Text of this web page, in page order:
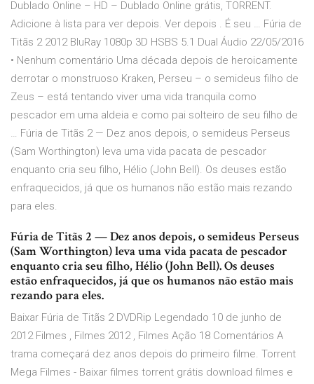
Dublado Online – HD – Dublado Online grátis, TORRENT.
Adicione à lista para ver depois. Ver depois . É seu … Fúria de
Titãs 2 2012 BluRay 1080p 3D HSBS 5.1 Dual Áudio 22/05/2016
• Nenhum comentário Uma década depois de heroicamente
derrotar o monstruoso Kraken, Perseu – o semideus filho de
Zeus – está tentando viver uma vida tranquila como
pescador em uma aldeia e como pai solteiro de seu filho de
… Fúria de Titãs 2 — Dez anos depois, o semideus Perseus
(Sam Worthington) leva uma vida pacata de pescador
enquanto cria seu filho, Hélio (John Bell). Os deuses estão
enfraquecidos, já que os humanos não estão mais rezando
para eles.
Fúria de Titãs 2 — Dez anos depois, o semideus Perseus
(Sam Worthington) leva uma vida pacata de pescador
enquanto cria seu filho, Hélio (John Bell). Os deuses
estão enfraquecidos, já que os humanos não estão mais
rezando para eles.
Baixar Fúria de Titãs 2 DVDRip Legendado 10 de junho de
2012 Filmes , Filmes 2012 , Filmes Ação 18 Comentários A
trama começará dez anos depois do primeiro filme. Torrent
Mega Filmes - Baixar filmes torrent grátis download filmes e